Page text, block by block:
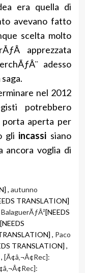
era quella di
avevano fatto
scelta molto
apprezzata
adesso
nel 2012
potrebbero
porta aperta per
gli incassi siano
ancora voglia di
, autunno
TRANSLATION]
BalaguerÃƒÂ²[NEEDS
[NEEDS
, Paco
TRANSLATION] ,
[Ã¢â‚¬Â¢Rec]: